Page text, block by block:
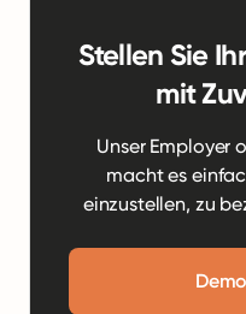
Stellen Sie
mit
Unser Employer
macht es
einzustellen, zu